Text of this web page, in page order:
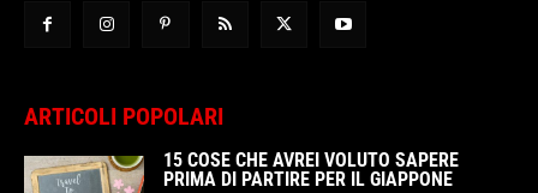
ARTICOLI POPOLARI
15 COSE CHE AVREI VOLUTO SAPERE
PRIMA DI PARTIRE PER IL GIAPPONE